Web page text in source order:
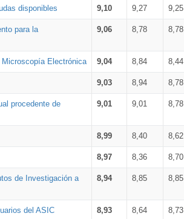
disponibles 9,10 9,27 9,25
para la
9,06 8,78 8,78
Electrónica 9,04 8,84 8,44
9,03 8,94 8,78
procedente de
9,01 9,01 8,78
8,99 8,40 8,62
8,97 8,36 8,70
de Investigación a
8,94 8,85 8,85
del ASIC 8,93 8,64 8,73